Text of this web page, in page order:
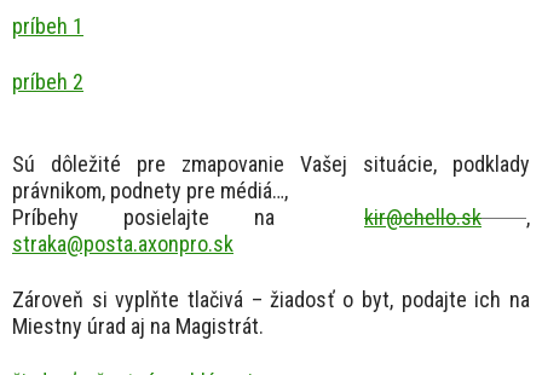
príbeh 1
príbeh 2
Sú dôležité pre zmapovanie Vašej situácie, podklady
právnikom, podnety pre médiá…,
Príbehy posielajte na kir@chello.sk
,
straka@posta.axonpro.sk
Zároveň si vyplňte tlačivá – žiadosť o byt, podajte ich na
Miestny úrad aj na Magistrát.